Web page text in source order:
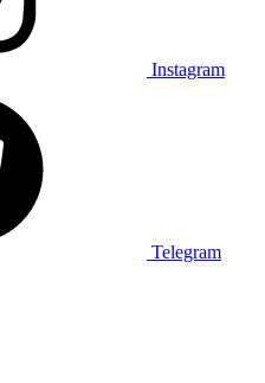
Instagram
Telegram